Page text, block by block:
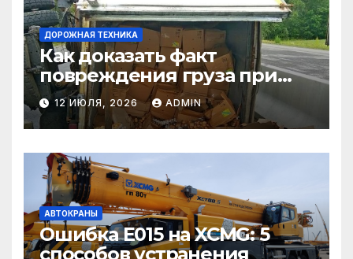
ДОРОЖНАЯ ТЕХНИКА
Как доказать факт
повреждения груза при
страховом случае
12 ИЮЛЯ, 2026 ADMIN
АВТОКРАНЫ
Ошибка E015 на XCMG: 5
способов устранения